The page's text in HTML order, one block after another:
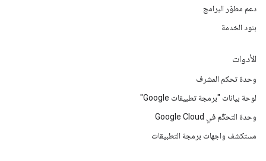
دعم مطوّر البرامج
بنود الخدمة
الأدوات
وحدة تحكم المشرف
لوحة بيانات "برمجة تطبيقات Google"
وحدة التحكّم في Google Cloud
مستكشف واجهات برمجة التطبيقات